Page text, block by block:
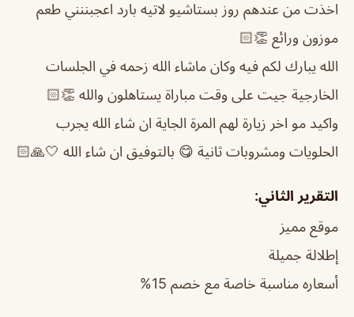
اخذت من عندهم روز بستاشيو لاتيه بارد اعجبننني طعم
موزون ورائع 👏🏻
الله يبارك لكم فيه وكان ماشاء الله زحمه في الجلسات
الخارجية جيت على وقت مباراة يستاهلون والله 👏🏻
واكيد مو اخر زيارة لهم المرة الجاية ان شاء الله يجرب
الحلويات ومشروبات ثانية 😋 بالتوفيق ان شاء الله 🤍🙏🏻
التقرير الثاني:
موقع مميز
إطلالة جميلة
أسعاره مناسبة خاصة مع خصم 15%